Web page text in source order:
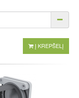
Į KREPŠELĮ